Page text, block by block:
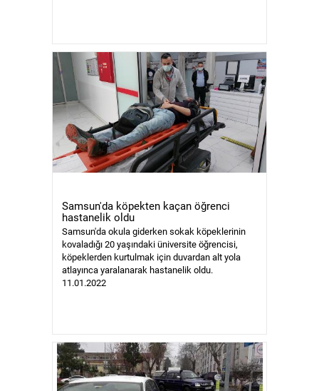
Samsun'da köpekten kaçan öğrenci
hastanelik oldu
Samsun'da okula giderken sokak köpeklerinin
kovaladığı 20 yaşındaki üniversite öğrencisi,
köpeklerden kurtulmak için duvardan alt yola
atlayınca yaralanarak hastanelik oldu.
11.01.2022